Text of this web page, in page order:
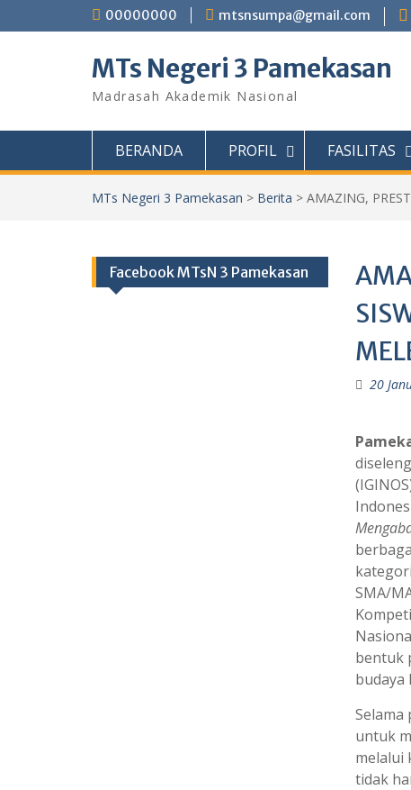
to
00000000 mtsnsumpa@gmail.com
MTs Negeri 3 Pamekasan
Madrasah Akademik Nasional
BERANDA PROFIL FASILITAS
MTs Negeri 3 Pamekasan > Berita > AMAZING,
20
SMA/
bentuk
budaya
Selama
untuk
melalui
tidak
Facebook MTsN 3 Pamekasan